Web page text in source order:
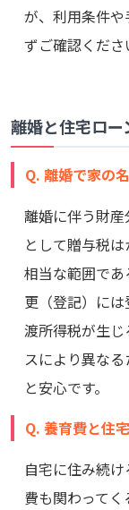
が、利用条件
ずご確認くださ
離婚と住宅ロー
Q. 離婚で家の
離婚に伴う財
として贈与税
相当な範囲で
更（登記）に
渡所得税が生
スにより異な
と安心です。
Q. 養育費と住
自宅に住み続
費も関わって